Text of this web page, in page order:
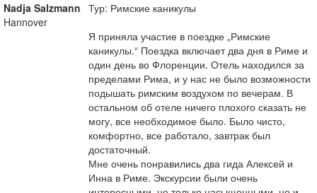
Nadja Salzmann
Hannover
Тур: Римские каникулы
Я приняла участие в поездке „Римские
каникулы.“ Поездка включает два дня в Риме и
один день во Флоренции. Отель находился за
пределами Рима, и у нас не было возможности
подышать римским воздухом по вечерам. В
остальном об отеле ничего плохого сказать не
могу, все необходимое было. Было чисто,
комфортно, все работало, завтрак был
достаточный.
Мне очень понравились два гида Алексей и
Инна в Риме. Экскурсии были очень